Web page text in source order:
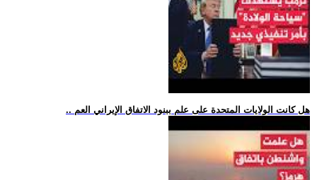
.. هل كانت الولايات المتحدة على علم ببنود الاتفاق الإيراني العم